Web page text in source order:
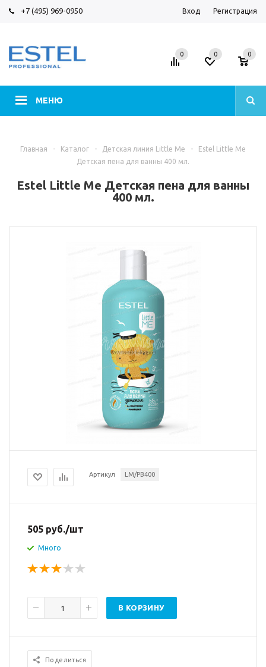
+7 (495) 969-0950 Вход Регистрация
МЕНЮ
0 0 0
Главная - Каталог - Детская линия Little Me -
Estel Little Me
Детская пена для ванны 400 мл.
Estel Little Me Детская пена для ванны
400 мл.
Артикул LM/PB400
505 руб./шт
Много
В КОРЗИНУ
Поделиться